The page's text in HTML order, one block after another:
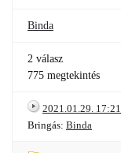
Binda
2 válasz
775 megtekintés
2021.01.29. 17:21
Bringás: Binda